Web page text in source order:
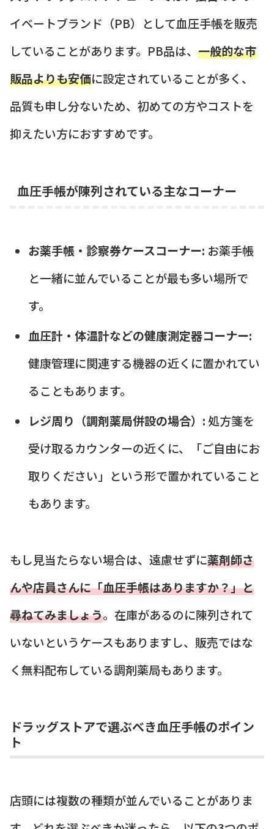
イベートブランド（PB）として血圧手帳を販売
していることがあります。PB品は、 一般的な市
販品よりも安価に設定されていることが多く、
品質も申し分ないため、初めての方やコストを
抑えたい方におすすめです。
血圧手帳が陳列されている主なコーナー
お薬手帳・診察券ケースコーナー: お薬手帳
と一緒に並んでいることが最も多い場所で
す。
血圧計・体温計などの健康測定器コーナー:
健康管理に関連する機器の近くに置かれてい
ることもあります。
レジ周り（調剤薬局併設の場合）:処方箋を
受け取るカウンターの近くに、「ご自由にお
取りください」という形で置かれていること
もあります。
もし見当たらない場合は、遠慮せずに薬剤師さ
んや店員さんに「血圧手帳はありますか？」と
尋ねてみましょう。在庫があるのに陳列されて
いないというケースもありますし、販売ではな
く無料配布している調剤薬局もあります。
ドラッグストアで選ぶべき血圧手帳のポイン
ト
店頭には複数の種類が並んでいることがありま